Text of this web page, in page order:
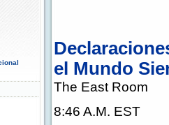
el Mundo
The East Room
8:46 A.M. EST